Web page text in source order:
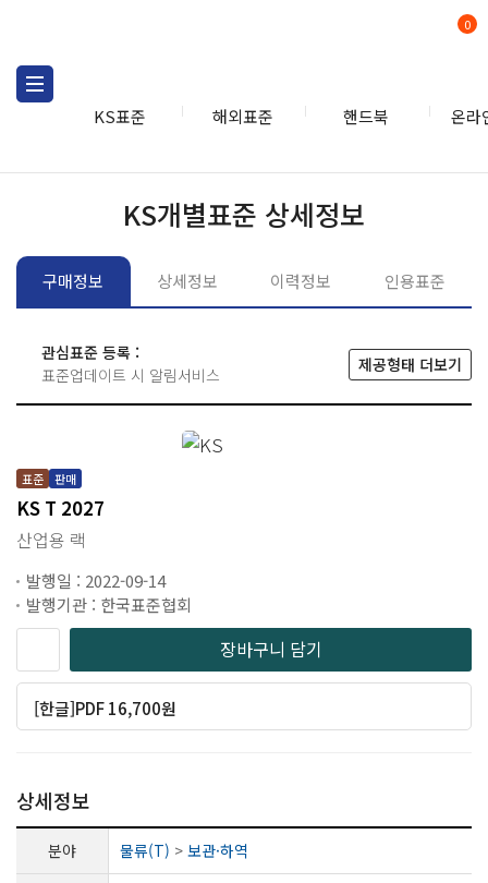
KS표준 해외표준 핸드북 온라
0
KS개별표준 상세정보
구매정보 상세정보 이력정보 인용표준
관심표준 등록 :
표준업데이트 시 알림서비스
제공형태 더보기
표준 판매
KS T 2027
산업용 랙
발행일 : 2022-09-14
발행기관 : 한국표준협회
장바구니 담기
[한글]PDF 16,700원
상세정보
분야 물류(T) > 보관·하역